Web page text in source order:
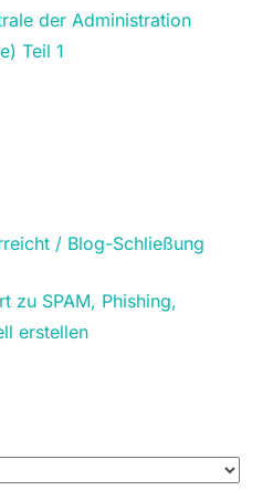
der Administration
Teil 1
/ Blog-Schließung
zu SPAM, Phishing,
erstellen